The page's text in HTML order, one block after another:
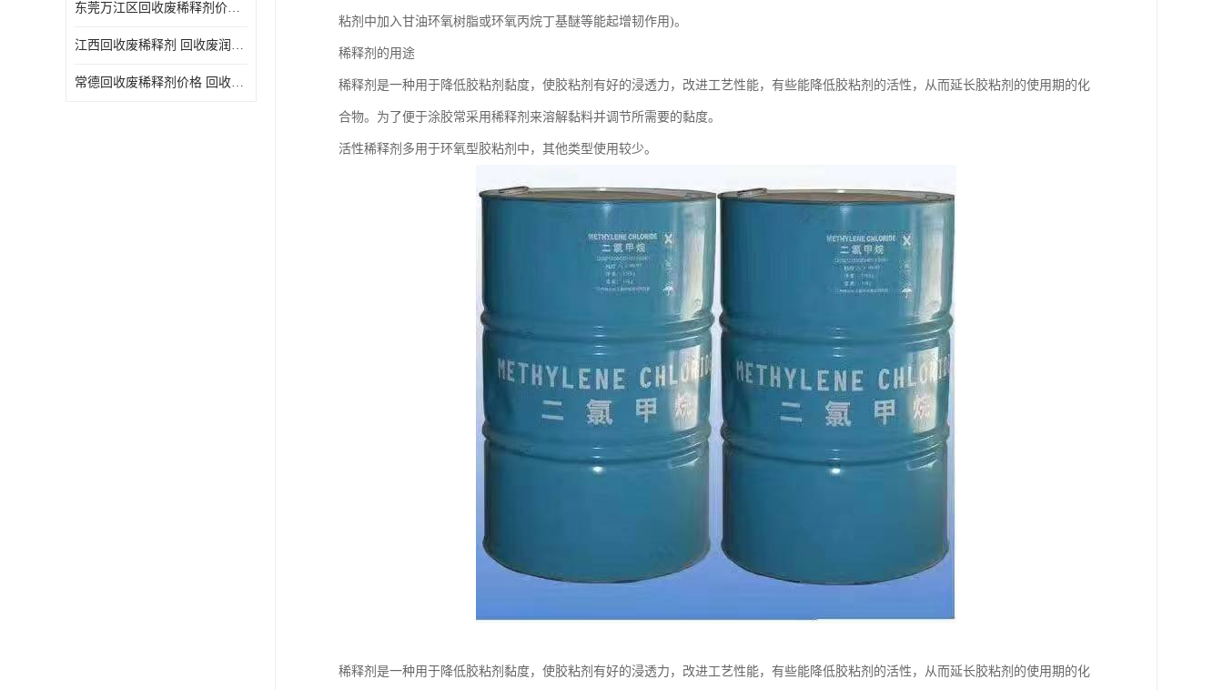
东莞万江区回收废稀释剂价格 回收废白电油
江西回收废稀释剂 回收废润滑油
常德回收废稀释剂价格 回收废清洗液
粘剂中加入甘油环氧树脂或环氧丙烷丁基醚等能起增韧作用)。
稀释剂的用途
稀释剂是一种用于降低胶粘剂黏度，使胶粘剂有好的浸透力，改进工艺性能，有些能降低胶粘剂的活性，从而延长胶粘剂的使用期的化
合物。为了便于涂胶常采用稀释剂来溶解黏料并调节所需要的黏度。
活性稀释剂多用于环氧型胶粘剂中，其他类型使用较少。
稀释剂是一种用于降低胶粘剂黏度，使胶粘剂有好的浸透力，改进工艺性能，有些能降低胶粘剂的活性，从而延长胶粘剂的使用期的化